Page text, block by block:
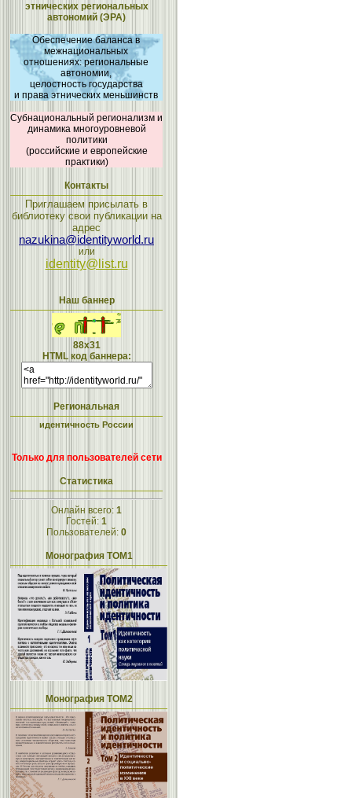
этнических региональных
автономий (ЭРА)
Обеспечение баланса в
межнациональных
отношениях: региональные
автономии,
целостность государства
и права этнических меньшинств
Субнациональный регионализм и
динамика многоуровневой
политики
(российские и европейские
практики)
Контакты
Приглашаем присылать в
библиотеку свои публикации на
адрес
nazukina@identityworld.ru
или
identity@list.ru
Наш баннер
88x31
HTML код баннера:
Региональная
идентичность России
Только для пользователей сети
Статистика
Онлайн всего: 1
Гостей: 1
Пользователей: 0
Монография ТОМ1
Монография ТОМ2